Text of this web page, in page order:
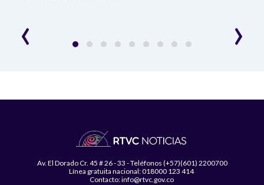
‹ ›
Av. El Dorado Cr. 45 # 26 - 33 - Teléfonos (+57)(601) 2200700
Línea gratuita nacional: 018000 123 414
Contacto: info@rtvc.gov.co